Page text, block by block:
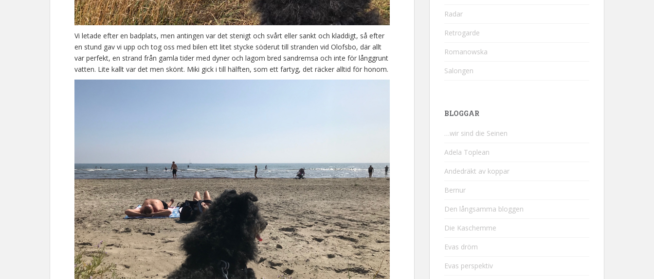
Vi letade efter en badplats, men antingen var det stenigt och svårt eller sankt och kladdigt, så efter
en stund gav vi upp och tog oss med bilen ett litet stycke söderut till stranden vid Olofsbo, där allt
var perfekt, en strand från gamla tider med dyner och lagom bred sandremsa och inte för långgrunt
vatten. Lite kallt var det men skönt. Miki gick i till hälften, som ett fartyg, det räcker alltid för honom.
Radar
Retrogarde
Romanowska
Salongen
BLOGGAR
…wir sind die Seinen
Adela Toplean
Andedräkt av koppar
Bernur
Den långsamma bloggen
Die Kaschemme
Evas dröm
Evas perspektiv